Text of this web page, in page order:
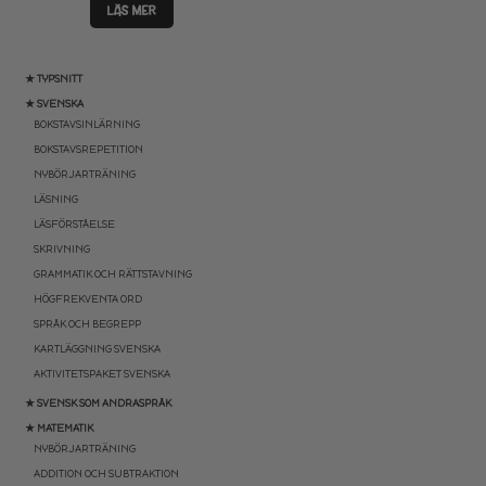
★ TYPSNITT
★ SVENSKA
BOKSTAVSINLÄRNING
BOKSTAVSREPETITION
NYBÖRJARTRÄNING
LÄSNING
LÄSFÖRSTÅELSE
SKRIVNING
GRAMMATIK OCH RÄTTSTAVNING
HÖGFREKVENTA ORD
SPRÅK OCH BEGREPP
KARTLÄGGNING SVENSKA
AKTIVITETSPAKET SVENSKA
★ SVENSK SOM ANDRASPRÅK
★ MATEMATIK
NYBÖRJARTRÄNING
ADDITION OCH SUBTRAKTION
LÄS MER